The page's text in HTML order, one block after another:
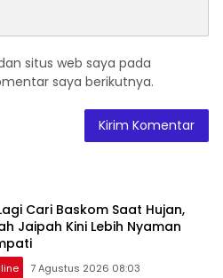
situs web saya pada
saya berikutnya.
Cari Baskom Saat Hujan,
Jaipah Kini Lebih Nyaman
7 Agustus 2026 08:03